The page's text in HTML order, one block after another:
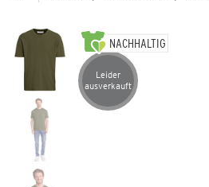
NACHHALTIG
Artikel leider ausverkauft
Leider
ausverkauft